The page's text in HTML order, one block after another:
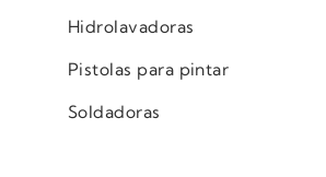
Hidrolavadoras
Pistolas para pintar
Soldadoras